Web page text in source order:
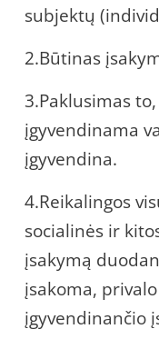
subjektų
2.Būtinas
3.Paklusimas
įgyvendinama
įgyvendina.
4.Reikalingos
socialinės ir
įsakymą
įsakoma,
įgyvendinančio